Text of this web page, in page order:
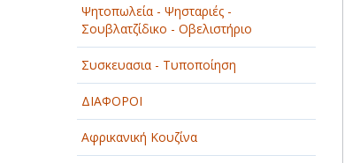
ΦΑΓΗΤΟ
Ψητοπωλεία - Ψησταριές -
Σουβλατζίδικο - Οβελιστήριο
Συσκευασια - Τυποποίηση
ΔΙΑΦΟΡΟΙ
Αφρικανική Κουζίνα